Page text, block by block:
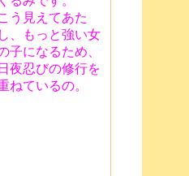
う見えてあた
し、もっと強い女
子になるため、
日夜忍びの修行を
ねているの。